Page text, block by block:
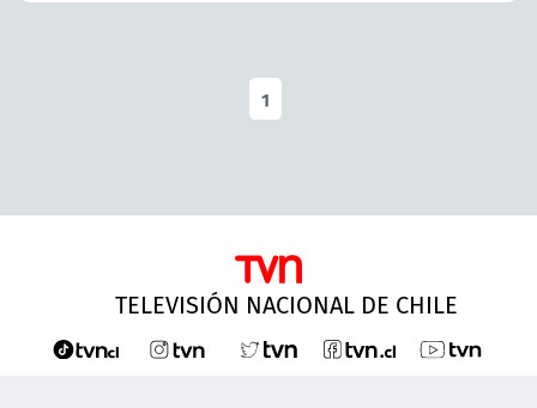
1
TELEVISIÓN NACIONAL DE CHILE